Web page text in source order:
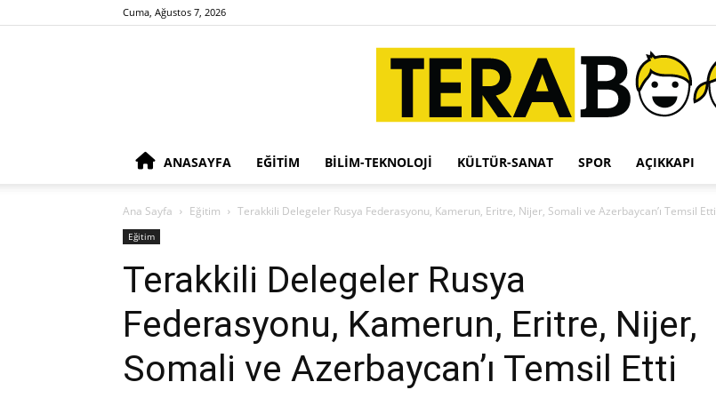
Cuma, Ağustos 7, 2026
ANASAYFA EĞITIM BILIM-TEKNOLOJI KÜLTÜR-SANAT SPOR AÇIKKAPI
Ana Sayfa Eğitim Terakkili Delegeler Rusya Federasyonu, Kamerun, Eritre, Nijer, Somali ve Azerbaycan’ı Temsil Etti
Eğitim
Terakkili Delegeler Rusya
Federasyonu, Kamerun, Eritre, Nijer,
Somali ve Azerbaycan’ı Temsil Etti